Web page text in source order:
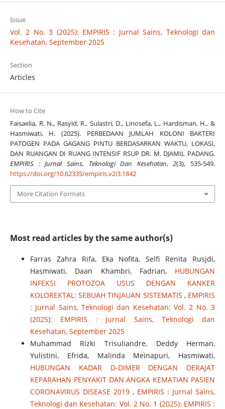
Issue
Vol. 2 No. 3 (2025): EMPIRIS : Jurnal Sains, Teknologi dan
Kesehatan, September 2025
Section
Articles
How to Cite
Faisaelia, R. N., Rasyid, R., Sulastri, D., Linosefa, L., Hardisman, H., &
Hasmiwati, H. (2025). PERBEDAAN JUMLAH KOLONI BAKTERI
PATOGEN PADA GAGANG PINTU BERDASARKAN WAKTU, LOKASI,
DAN RUANGAN DI RUANG INTENSIF RSUP DR. M. DJAMIL PADANG.
EMPIRIS : Jurnal Sains, Teknologi Dan Kesehatan,2(3), 535-549.
https://doi.org/10.62335/empiris.v2i3.1842
More Citation Formats
Most read articles by the same author(s)
Farras Zahra Rifa, Eka Nofita, Selfi Renita Rusjdi,
Hasmiwati, Daan Khambri, Fadrian, HUBUNGAN
INFEKSI PROTOZOA USUS DENGAN KANKER
KOLOREKTAL: SEBUAH TINJAUAN SISTEMATIS , EMPIRIS
: Jurnal Sains, Teknologi dan Kesehatan: Vol. 2 No. 3
(2025): EMPIRIS : Jurnal Sains, Teknologi dan
Kesehatan, September 2025
Muhammad Rizki Trisuliandre, Deddy Herman,
Yulistini, Efrida, Malinda Meinapuri, Hasmiwati,
HUBUNGAN KADAR D-DIMER DENGAN DERAJAT
KEPARAHAN PENYAKIT DAN ANGKA KEMATIAN PASIEN
CORONAVIRUS DISEASE 2019 , EMPIRIS : Jurnal Sains,
Teknologi dan Kesehatan: Vol. 2 No. 1 (2025): EMPIRIS :